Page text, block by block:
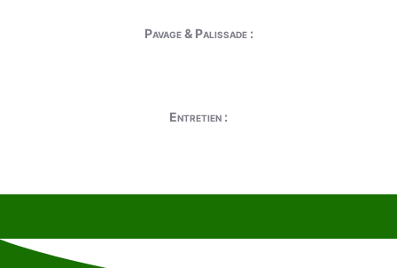
Pavage & Palissade :
Entretien :